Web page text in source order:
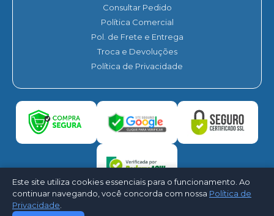
Consultar Pedido
Política Comercial
Pol. de Frete e Entrega
Troca e Devoluções
Política de Privacidade
©2026 - A.S.A. Ar Condicionado. Todos os direitos reservados -
Este site utiliza cookies essenciais para o funcionamento. Ao
continuar navegando, você concorda com nossa Política de
Privacidade